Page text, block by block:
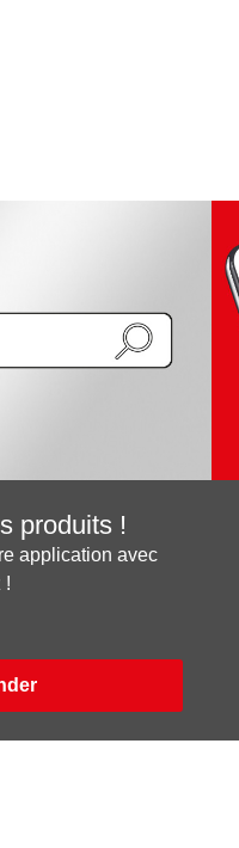
produits !
application avec
!